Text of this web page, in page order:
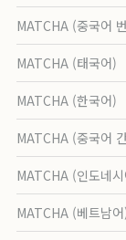
MATCHA (중국어
MATCHA (태국어)
MATCHA (한국어)
MATCHA (중국어
MATCHA (인도네
MATCHA (베트남